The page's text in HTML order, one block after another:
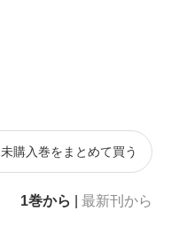
未購入巻をまとめて買う
1巻から 最新刊から